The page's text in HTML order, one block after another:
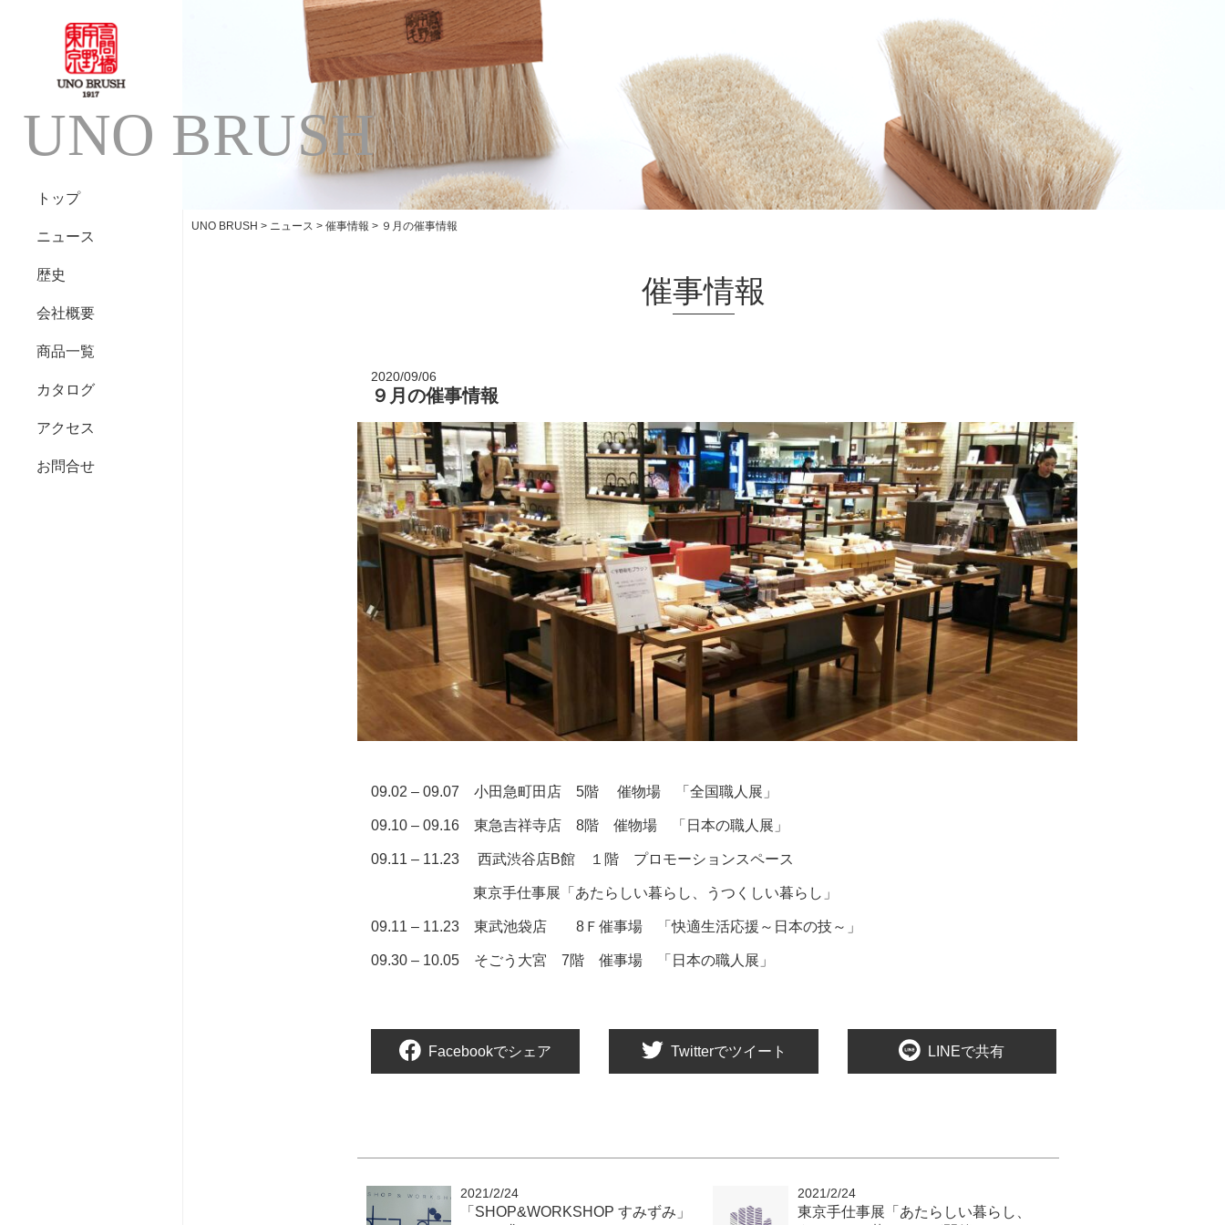
UNO BRUSH
トップ
ニュース
歴史
会社概要
商品一覧
カタログ
アクセス
お問合せ
UNO BRUSH > ニュース > 催事情報 > ９月の催事情報
催事情報
2020/09/06
９月の催事情報
09.02 – 09.07 小田急町田店 5階 催物場 「全国職人展」
09.10 – 09.16 東急吉祥寺店 8階 催物場 「日本の職人展」
09.11 – 11.23 西武渋谷店B館 １階 プロモーションスペース
東京手仕事展「あたらしい暮らし、うつくしい暮らし」
09.11 – 11.23 東武池袋店 8Ｆ催事場 「快適生活応援～日本の技～」
09.30 – 10.05 そごう大宮 7階 催事場 「日本の職人展」
Facebookでシェア Twitterでツイート LINEで共有
2021/2/24
「SHOP&WORKSHOP すみずみ」
2021/2/24
東京手仕事展「あたらしい暮らし、